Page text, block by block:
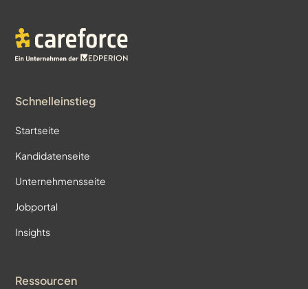
Schnelleinstieg
Startseite
Kandidatenseite
Unternehmensseite
Jobportal
Insights
Ressourcen